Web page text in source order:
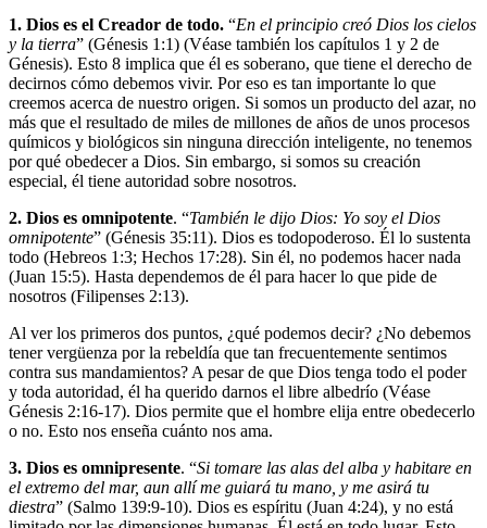
1. Dios es el Creador de todo. “En el principio creó Dios los cielos
y la tierra” (Génesis 1:1) (Véase también los capítulos 1 y 2 de
Génesis). Esto 8 implica que él es soberano, que tiene el derecho de
decirnos cómo debemos vivir. Por eso es tan importante lo que
creemos acerca de nuestro origen. Si somos un producto del azar, no
más que el resultado de miles de millones de años de unos procesos
químicos y biológicos sin ninguna dirección inteligente, no tenemos
por qué obedecer a Dios. Sin embargo, si somos su creación
especial, él tiene autoridad sobre nosotros.
2. Dios es omnipotente. “También le dijo Dios: Yo soy el Dios
omnipotente” (Génesis 35:11). Dios es todopoderoso. Él lo sustenta
todo (Hebreos 1:3; Hechos 17:28). Sin él, no podemos hacer nada
(Juan 15:5). Hasta dependemos de él para hacer lo que pide de
nosotros (Filipenses 2:13).
Al ver los primeros dos puntos, ¿qué podemos decir? ¿No debemos
tener vergüenza por la rebeldía que tan frecuentemente sentimos
contra sus mandamientos? A pesar de que Dios tenga todo el poder
y toda autoridad, él ha querido darnos el libre albedrío (Véase
Génesis 2:16-17). Dios permite que el hombre elija entre obedecerlo
o no. Esto nos enseña cuánto nos ama.
3. Dios es omnipresente. “Si tomare las alas del alba y habitare en
el extremo del mar, aun allí me guiará tu mano, y me asirá tu
diestra” (Salmo 139:9-10). Dios es espíritu (Juan 4:24), y no está